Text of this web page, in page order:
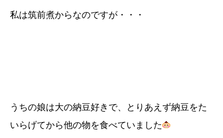
私は筑前煮からなのですが・・・
うちの娘は大の納豆好きで、とりあえず納豆をた
いらげてから他の物を食べていました